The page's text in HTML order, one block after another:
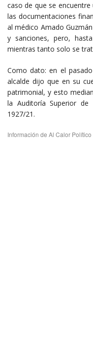
caso de que se
las documentaciones
al médico Amado
y sanciones, pero,
mientras tanto solo se
Como dato: en el
alcalde dijo que en su
patrimonial, y esto
la Auditoría Superior de
1927/21.
Información de Al Calor Político